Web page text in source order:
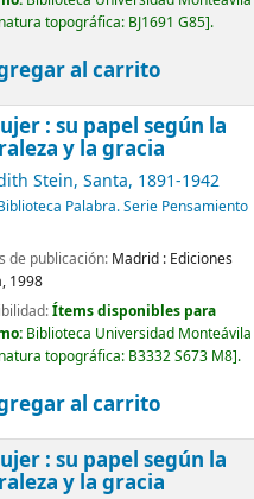
topográfica: BJ1691 G85 .
al carrito
: su papel según la
y la gracia
Stein, Santa, 1891-1942
Palabra. Serie Pensamiento
de publicación: Madrid : Ediciones
1998
Ítems disponibles para
Biblioteca Universidad Monteávila
topográfica: B3332 S673 M8 .
al carrito
: su papel según la
y la gracia